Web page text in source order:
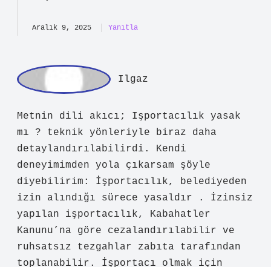
admin
Çelik!
Katılmadığım kısımlar olsa da
görüşlerinizedeğer veriyorum,
teşekkürler.
Aralık 9, 2025 Yanıtla